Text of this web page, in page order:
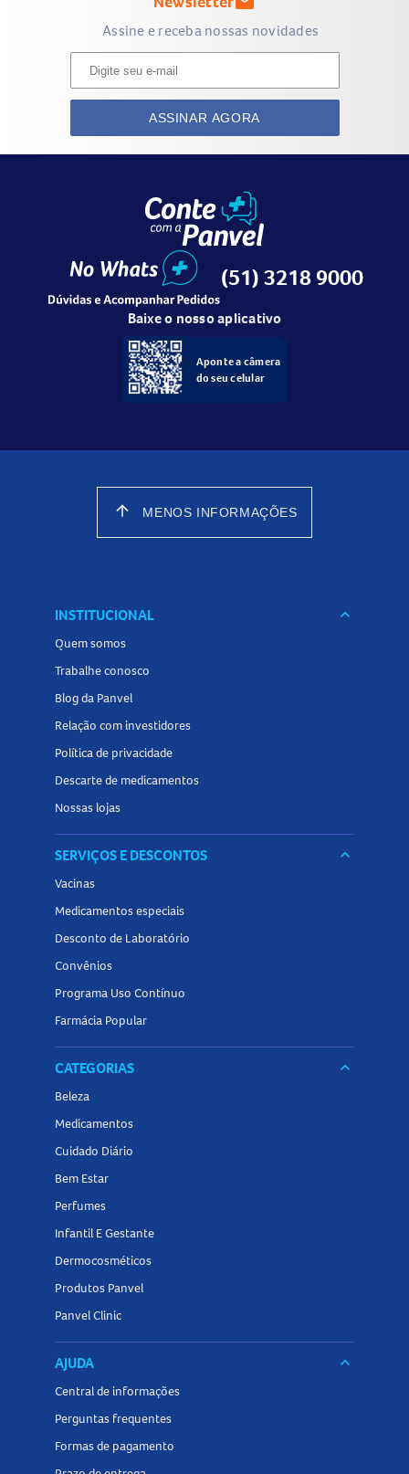
Assine e receba nossas novidades
ASSINAR AGORA
(51) 3218 9000
Baixe o nosso aplicativo
Aponte a câmera
do seu celular
arrow_upward MENOS INFORMAÇÕES
INSTITUCIONAL keyboard_arrow_down
Quem somos
Trabalhe conosco
Blog da Panvel
Relação com investidores
Política de privacidade
Descarte de medicamentos
Nossas lojas
SERVIÇOS E DESCONTOS keyboard_arrow_down
Vacinas
Medicamentos especiais
Desconto de Laboratório
Convênios
Programa Uso Contínuo
Farmácia Popular
CATEGORIAS keyboard_arrow_down
Beleza
Medicamentos
Cuidado Diário
Bem Estar
Perfumes
Infantil E Gestante
Dermocosméticos
Produtos Panvel
Panvel Clinic
AJUDA keyboard_arrow_down
Central de informações
Perguntas frequentes
Formas de pagamento